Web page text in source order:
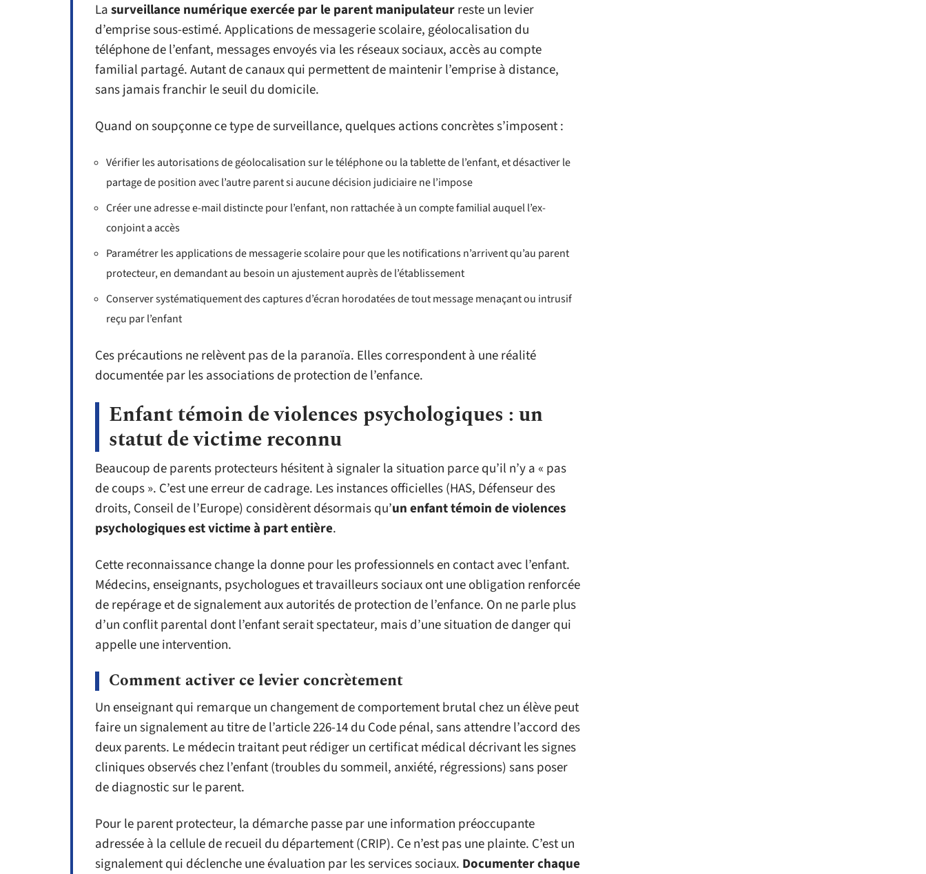
Lasurveillance numérique exercée par le parent manipulateurreste un levier
d’emprise sous-estimé. Applications de messagerie scolaire, géolocalisation du
téléphone de l’enfant, messages envoyés via les réseaux sociaux, accès au compte
familial partagé. Autant de canaux qui permettent de maintenir l’emprise à distance,
sans jamais franchir le seuil du domicile.
Quand on soupçonne ce type de surveillance, quelques actions concrètes s’imposent :
Vérifier les autorisations de géolocalisation sur le téléphone ou la tablette de l’enfant, et désactiver le
partage de position avec l’autre parent si aucune décision judiciaire ne l’impose
Créer une adresse e-mail distincte pour l’enfant, non rattachée à un compte familial auquel l’ex-
conjoint a accès
Paramétrer les applications de messagerie scolaire pour que les notifications n’arrivent qu’au parent
protecteur, en demandant au besoin un ajustement auprès de l’établissement
Conserver systématiquement des captures d’écran horodatées de tout message menaçant ou intrusif
reçu par l’enfant
Ces précautions ne relèvent pas de la paranoïa. Elles correspondent à une réalité
documentée par les associations de protection de l’enfance.
Enfant témoin de violences psychologiques : un
statut de victime reconnu
Beaucoup de parents protecteurs hésitent à signaler la situation parce qu’il n’y a « pas
de coups ». C’est une erreur de cadrage. Les instances officielles (HAS, Défenseur des
droits, Conseil de l’Europe) considèrent désormais qu’un enfant témoin de violences
psychologiques est victime à part entière.
Cette reconnaissance change la donne pour les professionnels en contact avec l’enfant.
Médecins, enseignants, psychologues et travailleurs sociaux ont une obligation renforcée
de repérage et de signalement aux autorités de protection de l’enfance. On ne parle plus
d’un conflit parental dont l’enfant serait spectateur, mais d’une situation de danger qui
appelle une intervention.
Comment activer ce levier concrètement
Un enseignant qui remarque un changement de comportement brutal chez un élève peut
faire un signalement au titre de l’article 226-14 du Code pénal, sans attendre l’accord des
deux parents. Le médecin traitant peut rédiger un certificat médical décrivant les signes
cliniques observés chez l’enfant (troubles du sommeil, anxiété, régressions) sans poser
de diagnostic sur le parent.
Pour le parent protecteur, la démarche passe par une information préoccupante
adressée à la cellule de recueil du département (CRIP). Ce n’est pas une plainte. C’est un
signalement qui déclenche une évaluation par les services sociaux. Documenter chaque